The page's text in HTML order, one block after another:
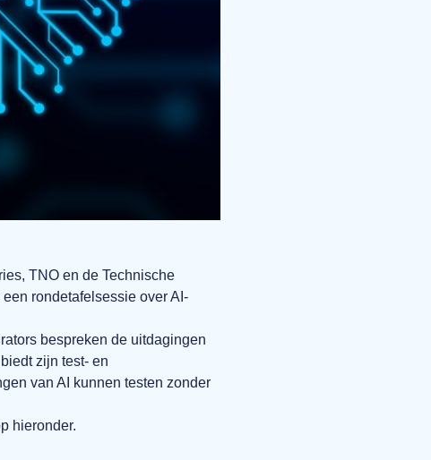
TNO en de Technische
rondetafelsessie over AI-
bespreken de uitdagingen
zijn test- en
van AI kunnen testen zonder
hieronder.